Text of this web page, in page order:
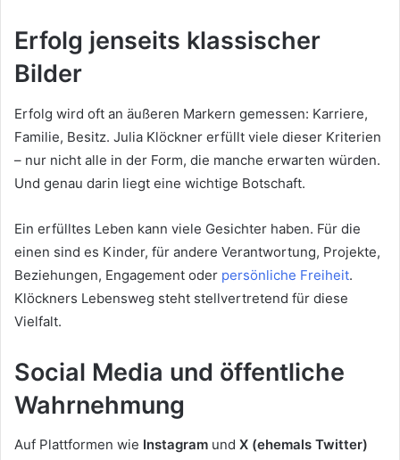
Erfolg jenseits klassischer
Bilder
Erfolg wird oft an äußeren Markern gemessen: Karriere,
Familie, Besitz. Julia Klöckner erfüllt viele dieser Kriterien
– nur nicht alle in der Form, die manche erwarten würden.
Und genau darin liegt eine wichtige Botschaft.
Ein erfülltes Leben kann viele Gesichter haben. Für die
einen sind es Kinder, für andere Verantwortung, Projekte,
Beziehungen, Engagement oder persönliche Freiheit.
Klöckners Lebensweg steht stellvertretend für diese
Vielfalt.
Social Media und öffentliche
Wahrnehmung
Auf Plattformen wie Instagram und X (ehemals Twitter)